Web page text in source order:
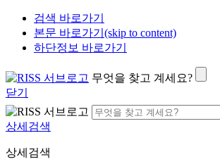
검색 바로가기
본문 바로가기(skip to content)
하단정보 바로가기
무엇을 찾고 계세요?
닫기
상세검색
상세검색